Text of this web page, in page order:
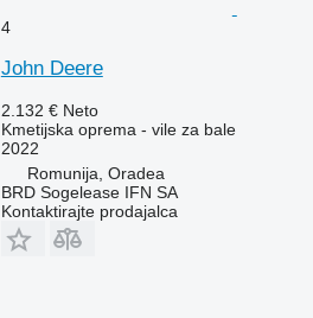
4
John Deere
2.132 € Neto
Kmetijska oprema - vile za bale
2022
Romunija, Oradea
BRD Sogelease IFN SA
Kontaktirajte prodajalca